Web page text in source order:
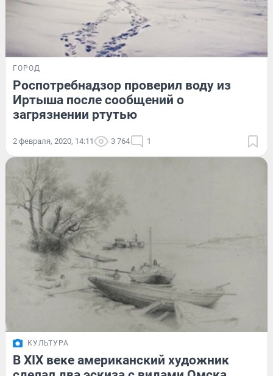
ГОРОД
Роспотребнадзор проверил воду из
Иртыша после сообщений о
загрязнении ртутью
2 февраля, 2020, 14:11 3 764 1
КУЛЬТУРА
В XIX веке американский художник